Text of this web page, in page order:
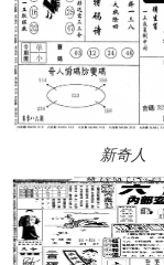
新奇人